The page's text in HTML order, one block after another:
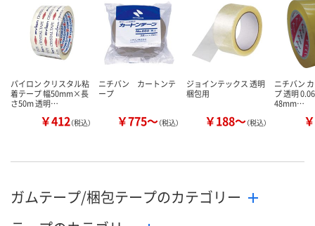
パイロン クリスタル粘
着テープ 幅50mm×長
さ50m 透明…
￥412（税込）
ニチバン カートンテ
ープ
￥775～（税込）
ジョインテックス 透明
梱包用
￥188～（税込）
ニチバン
プ 透明
48mm…
ガムテープ/梱包テープのカテゴリー